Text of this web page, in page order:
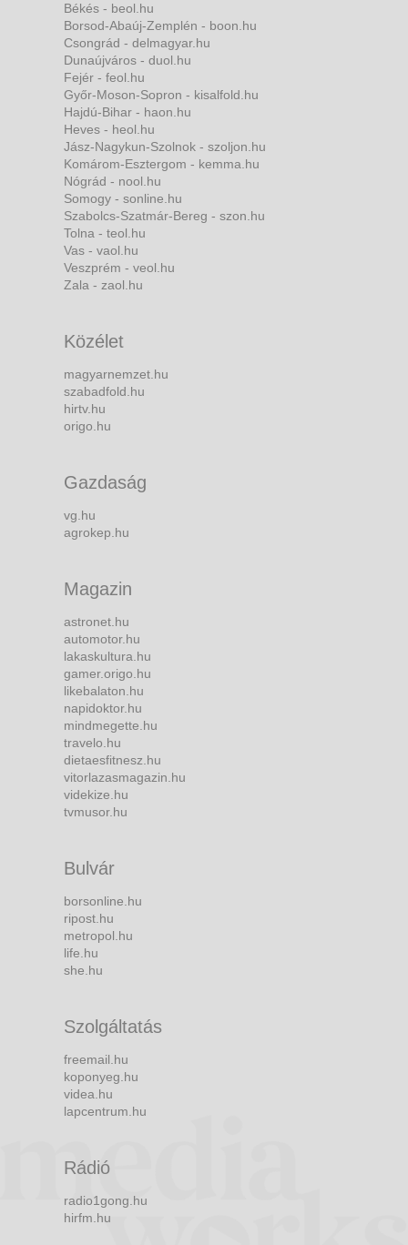
Békés - beol.hu
Borsod-Abaúj-Zemplén - boon.hu
Csongrád - delmagyar.hu
Dunaújváros - duol.hu
Fejér - feol.hu
Győr-Moson-Sopron - kisalfold.hu
Hajdú-Bihar - haon.hu
Heves - heol.hu
Jász-Nagykun-Szolnok - szoljon.hu
Komárom-Esztergom - kemma.hu
Nógrád - nool.hu
Somogy - sonline.hu
Szabolcs-Szatmár-Bereg - szon.hu
Tolna - teol.hu
Vas - vaol.hu
Veszprém - veol.hu
Zala - zaol.hu
Közélet
magyarnemzet.hu
szabadfold.hu
hirtv.hu
origo.hu
Gazdaság
vg.hu
agrokep.hu
Magazin
astronet.hu
automotor.hu
lakaskultura.hu
gamer.origo.hu
likebalaton.hu
napidoktor.hu
mindmegette.hu
travelo.hu
dietaesfitnesz.hu
vitorlazasmagazin.hu
videkize.hu
tvmusor.hu
Bulvár
borsonline.hu
ripost.hu
metropol.hu
life.hu
she.hu
Szolgáltatás
freemail.hu
koponyeg.hu
videa.hu
lapcentrum.hu
Rádió
radio1gong.hu
hirfm.hu